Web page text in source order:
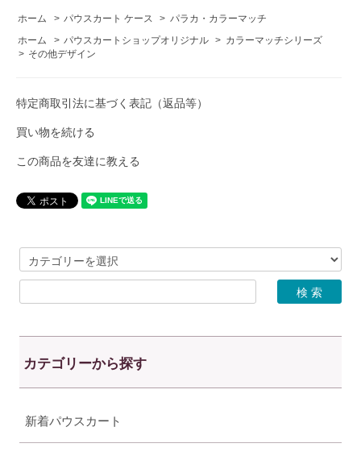
ホーム > パウスカート ケース > パラカ・カラーマッチ
ホーム
> パウスカートショップオリジナル > カラーマッチシリーズ
> その他デザイン
特定商取引法に基づく表記（返品等）
買い物を続ける
この商品を友達に教える
カテゴリーから探す
新着パウスカート